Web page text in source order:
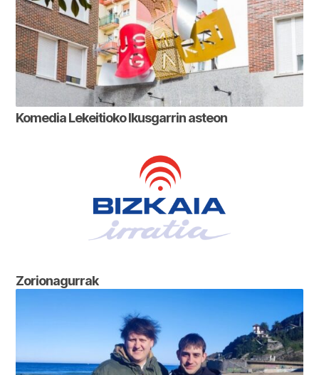
Komedia Lekeitioko Ikusgarrin asteon
Zorionagurrak